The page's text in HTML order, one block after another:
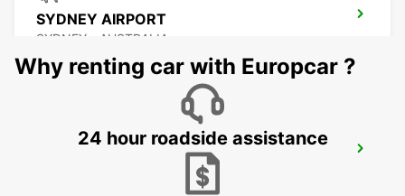
SYDNEY AIRPORT
SYDNEY - AUSTRALIA
Why renting car with Europcar ?
24 hour roadside assistance